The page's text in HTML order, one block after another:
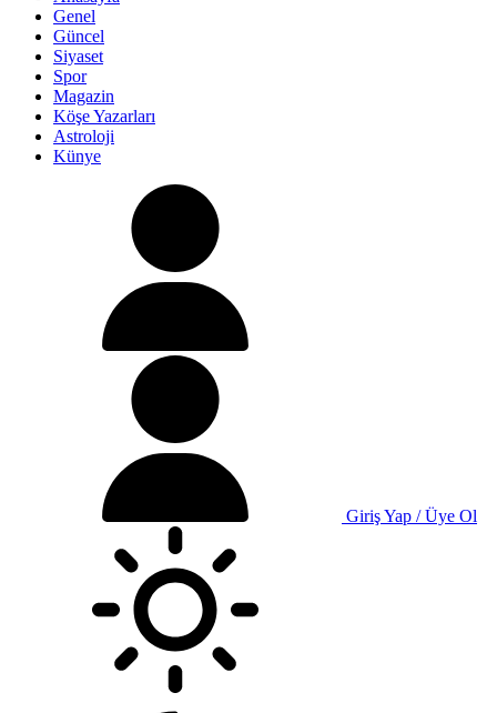
Genel
Güncel
Siyaset
Spor
Magazin
Köşe Yazarları
Astroloji
Künye
Giriş Yap / Üye Ol